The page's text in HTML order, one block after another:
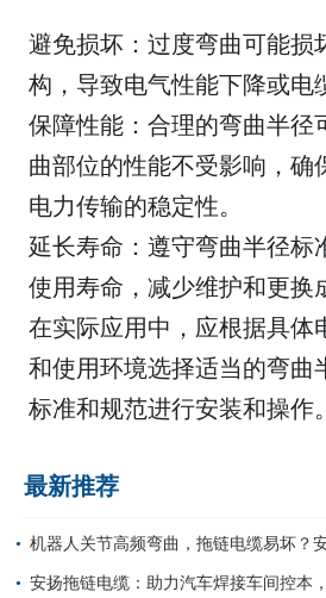
避免损坏：过度弯曲可能损
构，导致电气性能下降或电
保障性能：合理的弯曲半径
曲部位的性能不受影响，确
电力传输的稳定性。
延长寿命：遵守弯曲半径标
使用寿命，减少维护和更换
在实际应用中，应根据具体
和使用环境选择适当的弯曲
标准和规范进行安装和操作。
最新推荐
机器人关节高频弯曲，拖链电缆易坏？
安扬拖链电缆：助力汽车焊接车间控本